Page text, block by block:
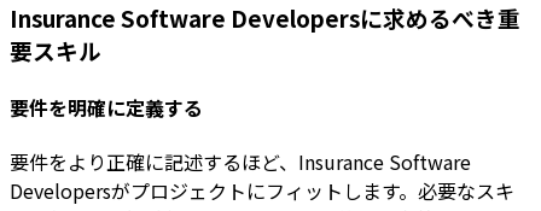
Insurance Software Developersに求めるべき重
要スキル
要件を明確に定義する
要件をより正確に記述するほど、Insurance Software
Developersがプロジェクトにフィットします。必要なスキ